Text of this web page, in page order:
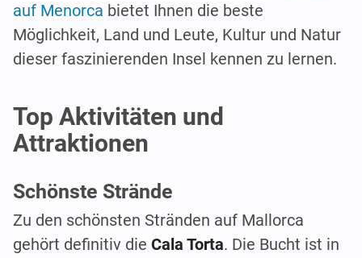
auf Menorca bietet Ihnen die beste
Möglichkeit, Land und Leute, Kultur und Natur
dieser faszinierenden Insel kennen zu lernen.
Top Aktivitäten und
Attraktionen
Schönste Strände
Zu den schönsten Stränden auf Mallorca
gehört definitiv die Cala Torta. Die Bucht ist in